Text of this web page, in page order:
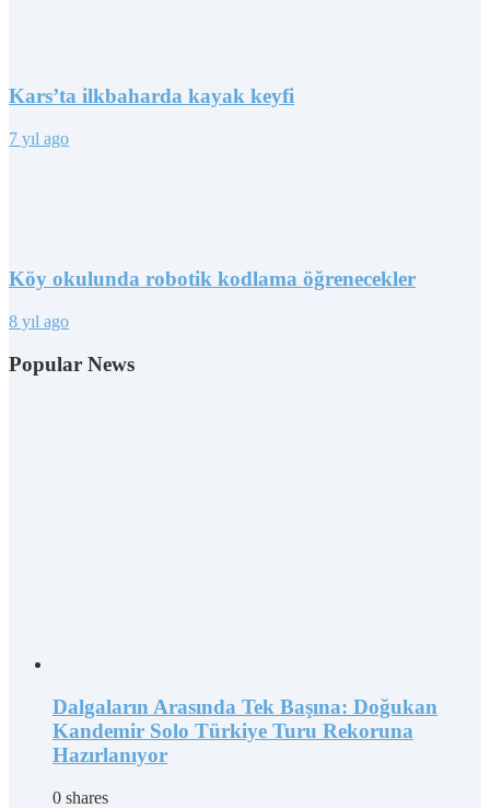
Kars’ta ilkbaharda kayak keyfi
7 yıl ago
Köy okulunda robotik kodlama öğrenecekler
8 yıl ago
Popular News
Dalgaların Arasında Tek Başına: Doğukan
Kandemir Solo Türkiye Turu Rekoruna
Hazırlanıyor
0 shares